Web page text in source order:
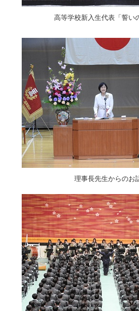
高等学校新入生代表「誓い
理事長先生からのお